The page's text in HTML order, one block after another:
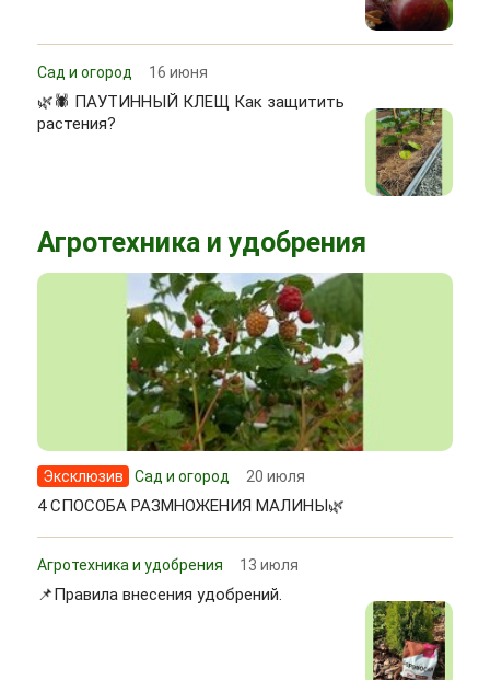
Сад и огород 16 июня
🌿🕷 ПАУТИННЫЙ КЛЕЩ Как защитить
растения?
Агротехника и удобрения
Эксклюзив Сад и огород 20 июля
4 СПОСОБА РАЗМНОЖЕНИЯ МАЛИНЫ🌿
Агротехника и удобрения 13 июля
📌Правила внесения удобрений.